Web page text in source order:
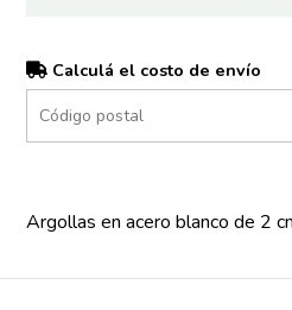
Calculá el costo de envío
Argollas en acero blanco de 2